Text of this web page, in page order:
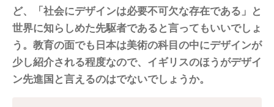
ど、
「社会にデザインは必要不可欠な存在である」と
世界に知らしめた先駆者であると言ってもいいでしょ
う。 教育の面でも日本は美術の科目の中にデザインが
少し紹介される程度なので、イギリスのほうがデザイ
ン先進国と言えるのはでないでしょうか。